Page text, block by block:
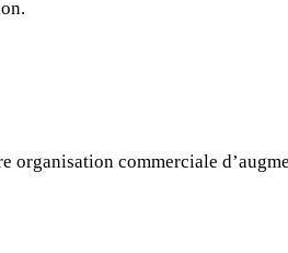
organisation commerciale